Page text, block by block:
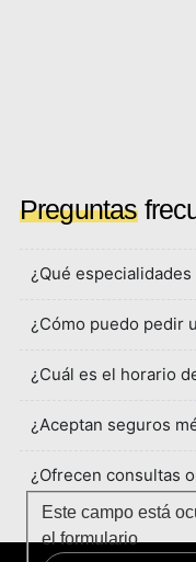
Preguntas
¿Qué
¿Cómo puedo pedir
¿Cuál es el horario
¿Aceptan seguros
¿Ofrecen consultas
Este campo está
el formulario